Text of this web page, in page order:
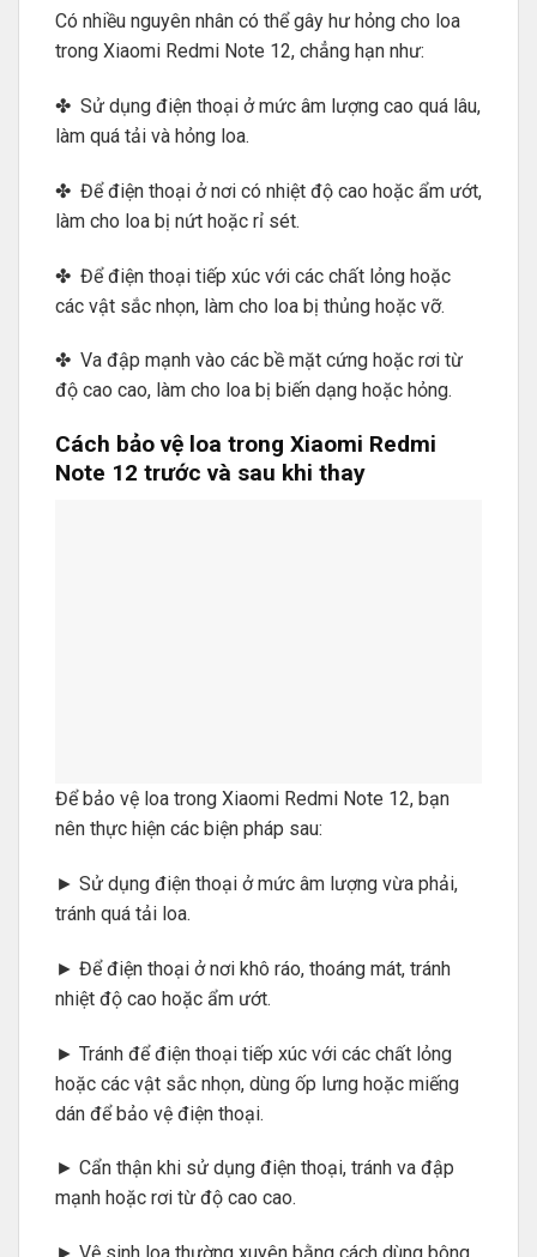
Có nhiều nguyên nhân có thể gây hư hỏng cho loa
trong Xiaomi Redmi Note 12, chẳng hạn như:
✤ Sử dụng điện thoại ở mức âm lượng cao quá lâu,
làm quá tải và hỏng loa.
✤ Để điện thoại ở nơi có nhiệt độ cao hoặc ẩm ướt,
làm cho loa bị nứt hoặc rỉ sét.
✤ Để điện thoại tiếp xúc với các chất lỏng hoặc
các vật sắc nhọn, làm cho loa bị thủng hoặc vỡ.
✤ Va đập mạnh vào các bề mặt cứng hoặc rơi từ
độ cao cao, làm cho loa bị biến dạng hoặc hỏng.
Cách bảo vệ loa trong Xiaomi Redmi
Note 12 trước và sau khi thay
Để bảo vệ loa trong Xiaomi Redmi Note 12, bạn
nên thực hiện các biện pháp sau:
► Sử dụng điện thoại ở mức âm lượng vừa phải,
tránh quá tải loa.
► Để điện thoại ở nơi khô ráo, thoáng mát, tránh
nhiệt độ cao hoặc ẩm ướt.
► Tránh để điện thoại tiếp xúc với các chất lỏng
hoặc các vật sắc nhọn, dùng ốp lưng hoặc miếng
dán để bảo vệ điện thoại.
► Cẩn thận khi sử dụng điện thoại, tránh va đập
mạnh hoặc rơi từ độ cao cao.